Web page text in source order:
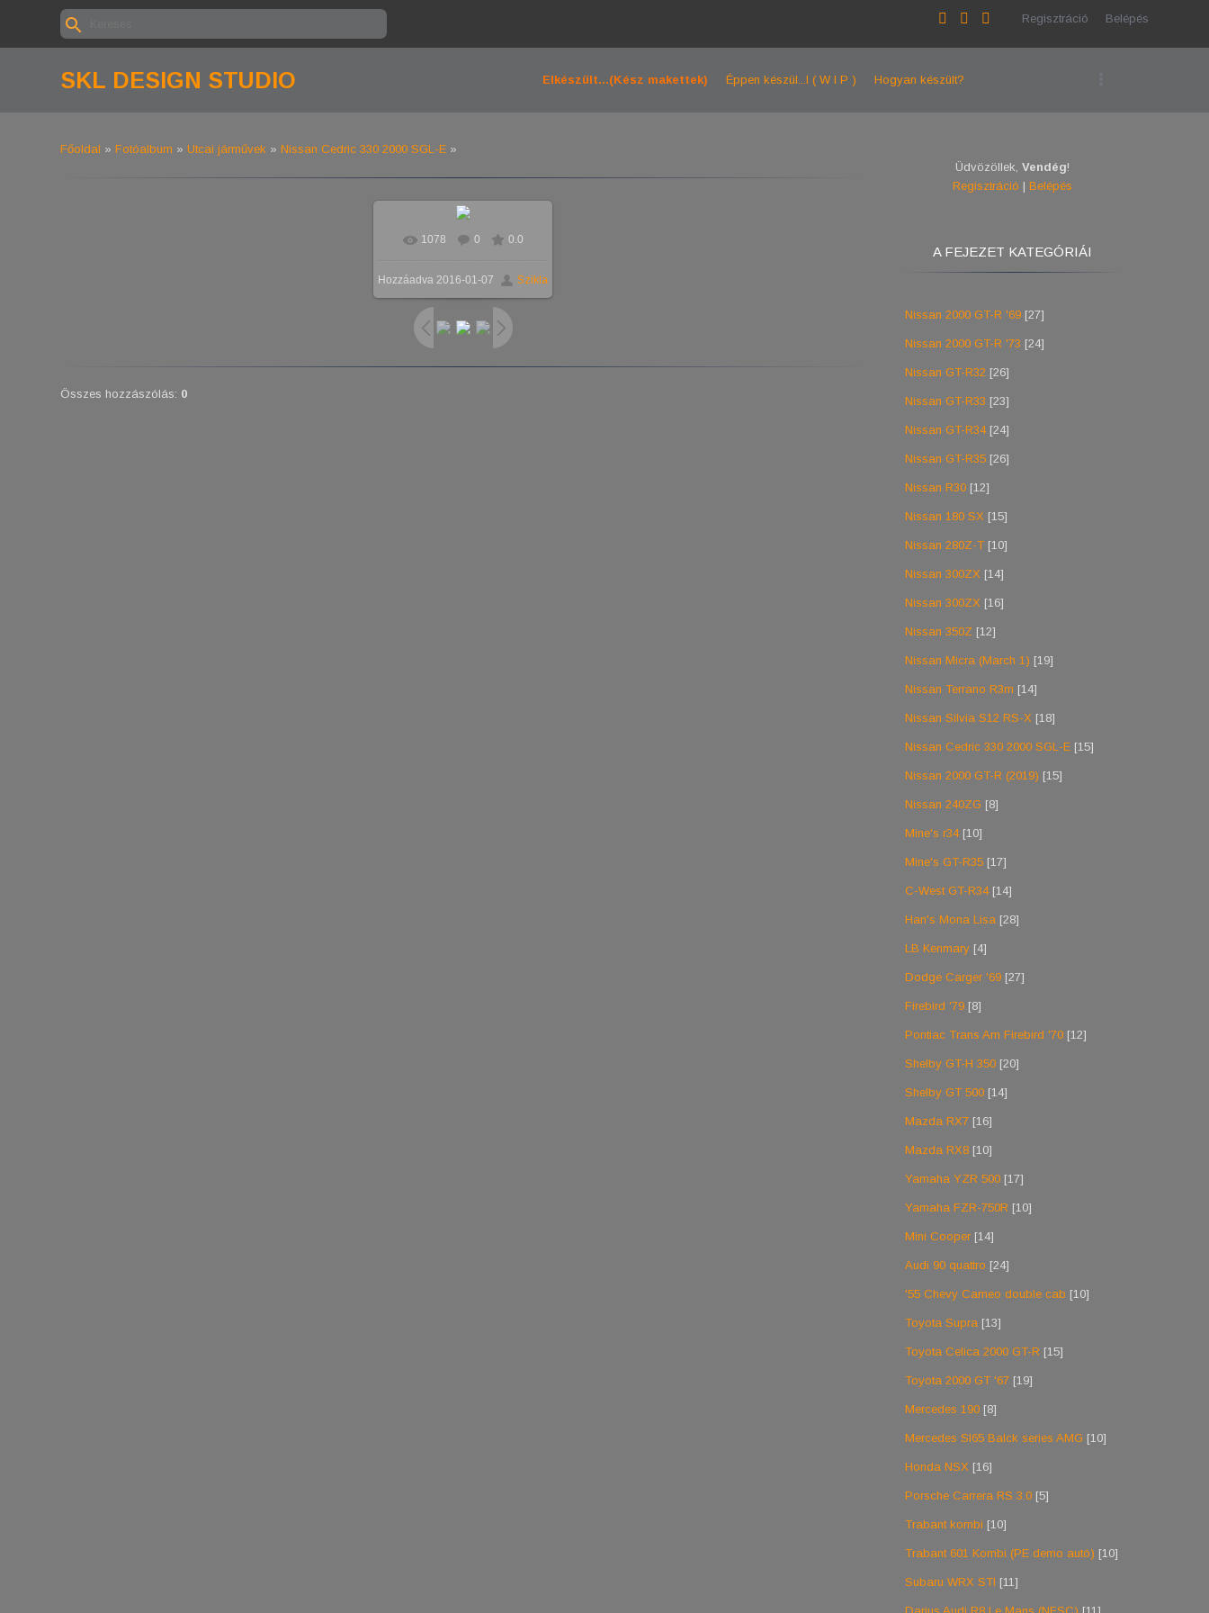
Regisztráció Belépés
SKL DESIGN STUDIO Elkészült...(Kész makettek) Éppen készül...l ( W I P ) Hogyan készült?
Főoldal » Fotóalbum » Utcai járművek » Nissan Cedric 330 2000 SGL-E »
Valós méretben 1024x576
229.7Kb
1078 0 0.0
Hozzáadva 2016-01-07 Szikla
Összes hozzászólás: 0
Üdvözöllek,Vendég!
Regisztráció |Belépés
A FEJEZET KATEGÓRIÁI
Nissan 2000 GT-R '69 [27]
Nissan 2000 GT-R '73 [24]
Nissan GT-R32 [26]
Nissan GT-R33 [23]
Nissan GT-R34 [24]
Nissan GT-R35 [26]
Nissan R30 [12]
Nissan 180 SX [15]
Nissan 280Z-T [10]
Nissan 300ZX [14]
Nissan 300ZX [16]
Nissan 350Z [12]
Nissan Micra (March 1) [19]
Nissan Terrano R3m [14]
Nissan Silvia S12 RS-X [18]
Nissan Cedric 330 2000 SGL-E [15]
Nissan 2000 GT-R (2019) [15]
Nissan 240ZG [8]
Mine's r34 [10]
Mine's GT-R35 [17]
C-West GT-R34 [14]
Han's Mona Lisa [28]
LB Kenmary [4]
Dodge Carger '69 [27]
Firebird '79 [8]
Pontiac Trans Am Firebird '70 [12]
Shelby GT-H 350 [20]
Shelby GT 500 [14]
Mazda RX7 [16]
Mazda RX8 [10]
Yamaha YZR 500 [17]
Yamaha FZR-750R [10]
Mini Cooper [14]
Audi 90 quattro [24]
'55 Chevy Cameo double cab [10]
Toyota Supra [13]
Toyota Celica 2000 GT-R [15]
Toyota 2000 GT '67 [19]
Mercedes 190 [8]
Mercedes Sl65 Balck series AMG [10]
Honda NSX [16]
Porsche Carrera RS 3.0 [5]
Trabant kombi [10]
Trabant 601 Kombi (PE demo autó) [10]
Subaru WRX STI [11]